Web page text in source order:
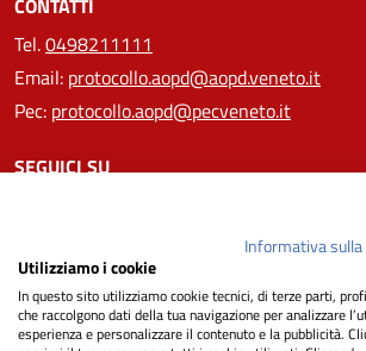
CONTATTI
Tel.0498211111
Email: protocollo.aopd@aopd.veneto.it
Pec: protocollo.aopd@pecveneto.it
SEGUICI SU
Privacy
Informativa
Utilizziamo i cookie
In questo sito utilizziamo cookie tecnici, di terze parti,
che raccolgono dati della tua navigazione per analizzare
esperienza e personalizzare il contenuto e la pubblicità.